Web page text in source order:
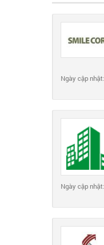
Ngày cập nhật:
Ngày cập nhật: